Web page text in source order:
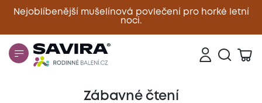
Nejoblíbenější mušelínová povlečení pro horké letní
noci.
Zavřít
Zábavné čtení